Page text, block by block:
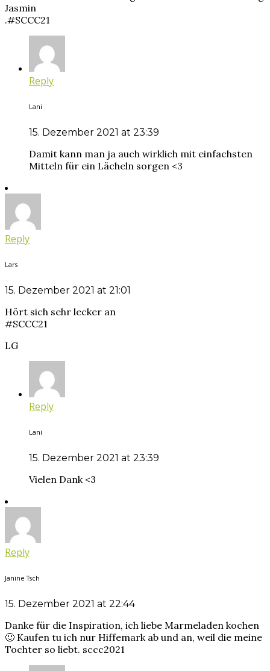
Jasmin
.#SCCC21
Reply
Lani
15. Dezember 2021 at 23:39
Damit kann man ja auch wirklich mit einfachsten
Mitteln für ein Lächeln sorgen <3
Reply
Lars
15. Dezember 2021 at 21:01
Hört sich sehr lecker an
#SCCC21
LG
Reply
Lani
15. Dezember 2021 at 23:39
Vielen Dank <3
Reply
Janine Tsch
15. Dezember 2021 at 22:44
Danke für die Inspiration, ich liebe Marmeladen kochen
🙂 Kaufen tu ich nur Hiffemark ab und an, weil die meine
Tochter so liebt. sccc2021